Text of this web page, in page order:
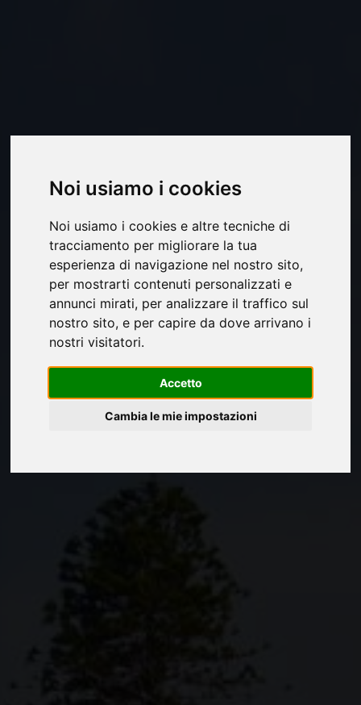
Noi usiamo i cookies
Noi usiamo i cookies e altre tecniche di
tracciamento per migliorare la tua
esperienza di navigazione nel nostro sito,
per mostrarti contenuti personalizzati e
annunci mirati, per analizzare il traffico sul
nostro sito, e per capire da dove arrivano i
nostri visitatori.
Accetto
Cambia le mie impostazioni